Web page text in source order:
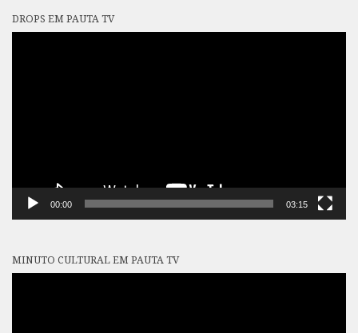
DROPS EM PAUTA TV
00:00 03:15
MINUTO CULTURAL EM PAUTA TV